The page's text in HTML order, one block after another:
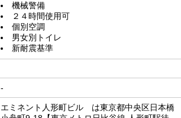
機械警備
２４時間使用可
個別空調
男女別トイレ
新耐震基準
-
エミネント人形町ビル は東京都中央区日本橋